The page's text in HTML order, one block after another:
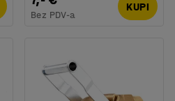
Bez PDV-a
KUPI